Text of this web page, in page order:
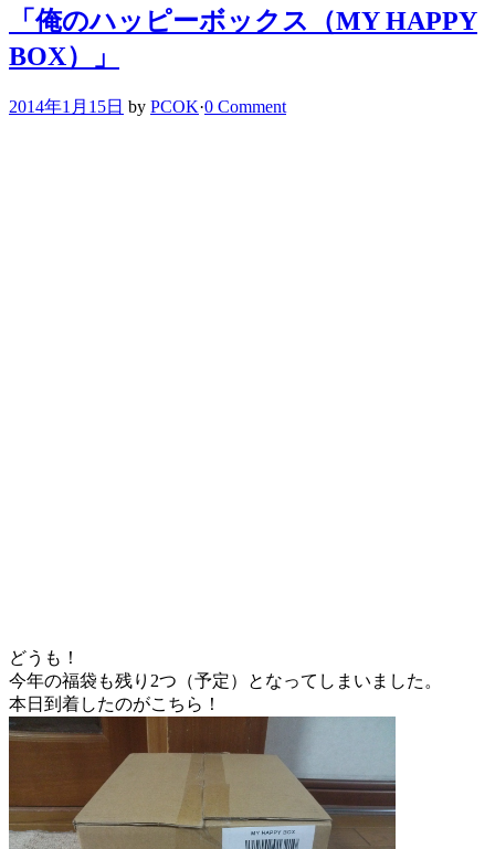
「俺のハッピーボックス（MY HAPPY
BOX）」
2014年1月15日 by PCOK·0 Comment
どうも！
今年の福袋も残り2つ（予定）となってしまいました。
本日到着したのがこちら！